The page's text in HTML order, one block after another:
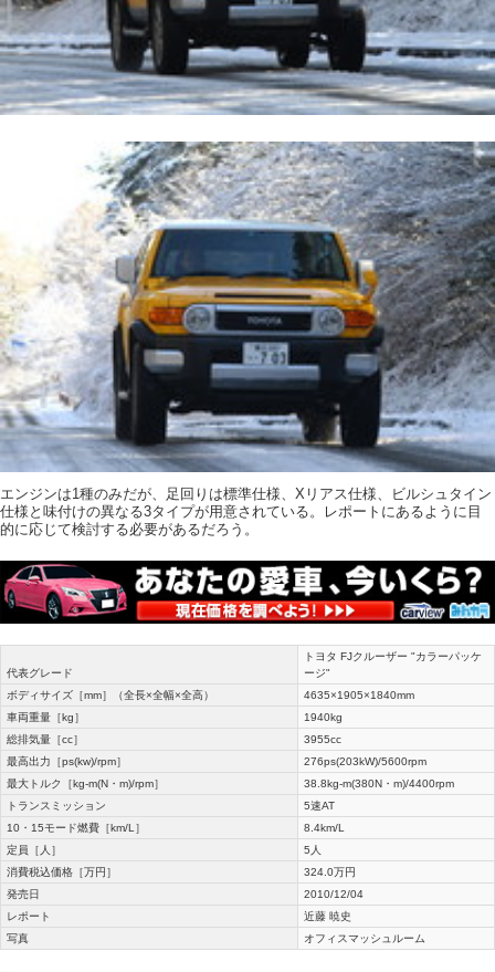
エンジンは1種のみだが、足回りは標準仕様、Xリアス仕様、ビルシュタイン
仕様と味付けの異なる3タイプが用意されている。レポートにあるように目
的に応じて検討する必要があるだろう。
代表グレード
トヨタ FJクルーザー "カラーパッケ
ージ"
ボディサイズ［mm］（全長×全幅×全高）
4635×1905×1840mm
車両重量［kg］
1940kg
総排気量［cc］
3955cc
最高出力［ps(kw)/rpm］
276ps(203kW)/5600rpm
最大トルク［kg-m(N・m)/rpm］
38.8kg-m(380N・m)/4400rpm
トランスミッション
5速AT
10・15モード燃費［km/L］
8.4km/L
定員［人］
5人
消費税込価格［万円］
324.0万円
発売日
2010/12/04
レポート
近藤 暁史
写真
オフィスマッシュルーム